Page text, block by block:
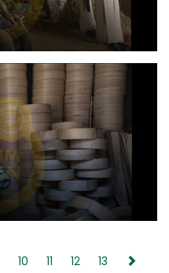
10 11 12 13